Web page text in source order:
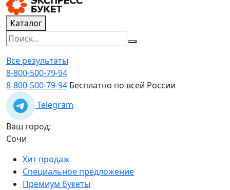
Каталог
Все результаты
8-800-500-79-94
8-800-500-79-94 Бесплатно по всей России
Telegram
Ваш город:
Сочи
Хит продаж
Специальное предложение
Премиум букеты